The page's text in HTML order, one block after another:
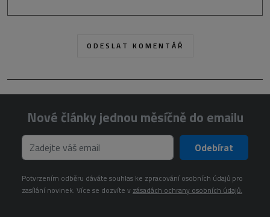
Nové články jednou měsíčně do emailu
Odebírat
Potvrzením odběru dáváte souhlas ke zpracování osobních údajů pro
zasílání novinek. Více se dozvíte v zásadách ochrany osobních údajů.